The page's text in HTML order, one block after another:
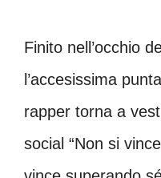
Finito nell’occhio
l’accesissima
rapper torna a
social “Non si